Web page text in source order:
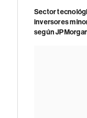
Sector
inversores
según